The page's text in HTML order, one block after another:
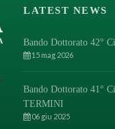
LATEST NEWS
Bando Dottorato 42°
15 mag 2026
Bando Dottorato 41°
TERMINI
06 giu 2025